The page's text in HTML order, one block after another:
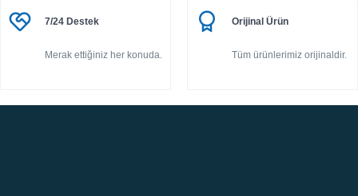
7/24 Destek
Merak ettiğiniz her konuda.
Orijinal Ürün
Tüm ürünlerimiz orijinaldir.